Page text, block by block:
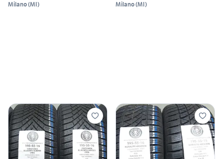
Milano(MI) Milano(MI)